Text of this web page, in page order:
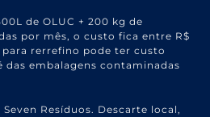
de OLUC + 200 kg de
por mês, o custo fica entre R$
para rerrefino pode ter custo
das embalagens contaminadas
Resíduos. Descarte local,